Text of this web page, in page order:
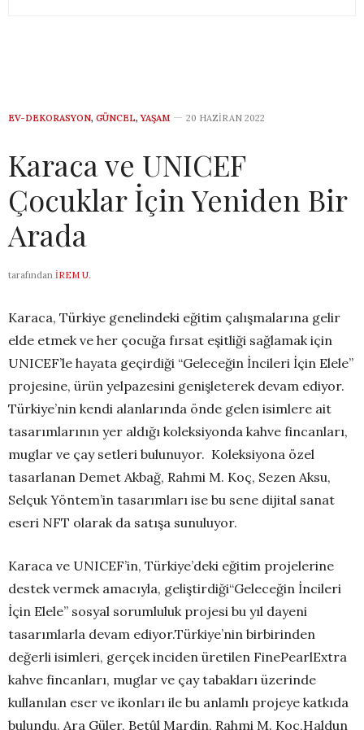
EV-DEKORASYON, GÜNCEL, YAŞAM 20 HAZIRAN 2022
Karaca ve UNICEF
Çocuklar İçin Yeniden Bir
Arada
tarafından İREM U.
Karaca, Türkiye genelindeki eğitim çalışmalarına gelir
elde etmek ve her çocuğa fırsat eşitliği sağlamak için
UNICEF’le hayata geçirdiği “Geleceğin İncileri İçin Elele”
projesine, ürün yelpazesini genişleterek devam ediyor.
Türkiye’nin kendi alanlarında önde gelen isimlere ait
tasarımlarının yer aldığı koleksiyonda kahve fincanları,
muglar ve çay setleri bulunuyor. Koleksiyona özel
tasarlanan Demet Akbağ, Rahmi M. Koç, Sezen Aksu,
Selçuk Yöntem’in tasarımları ise bu sene dijital sanat
eseri NFT olarak da satışa sunuluyor.
Karaca ve UNICEF’in, Türkiye’deki eğitim projelerine
destek vermek amacıyla, geliştirdiği“Geleceğin İncileri
İçin Elele” sosyal sorumluluk projesi bu yıl dayeni
tasarımlarla devam ediyor.Türkiye’nin birbirinden
değerli isimleri, gerçek inciden üretilen FinePearlExtra
kahve fincanları, muglar ve çay tabakları üzerinde
kullanılan eser ve ikonları ile bu anlamlı projeye katkıda
bulundu. Ara Güler, Betûl Mardin, Rahmi M. Koç,Haldun